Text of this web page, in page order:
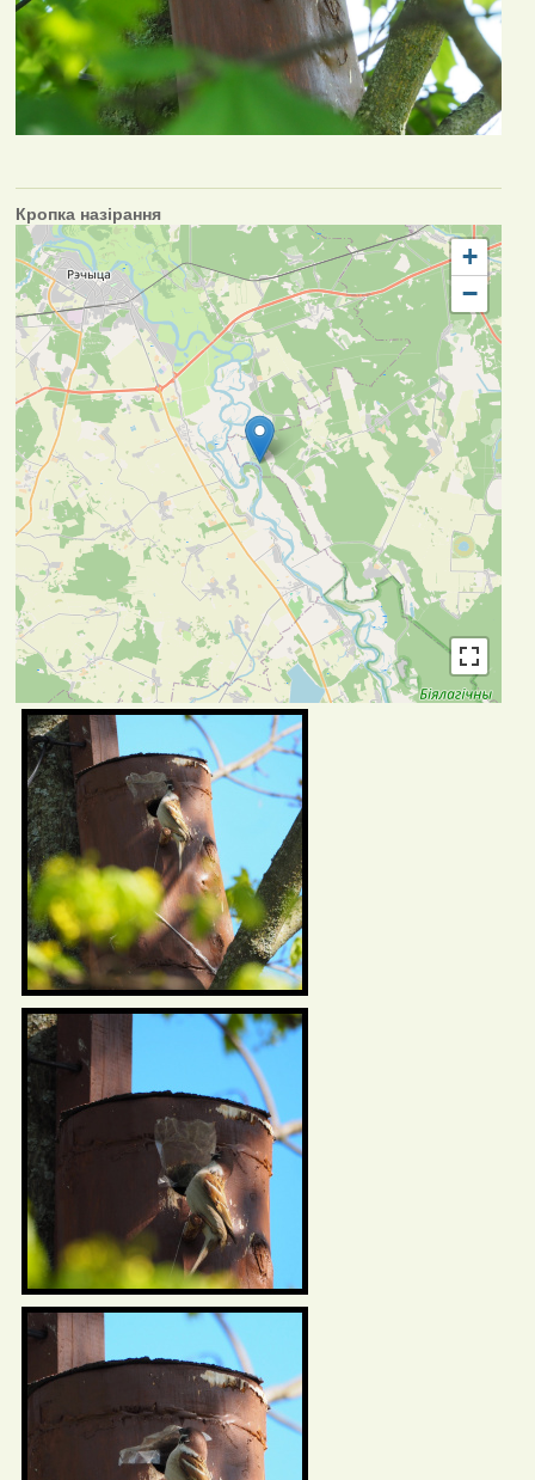
Кропка назірання
+
−
Фотаздымкі